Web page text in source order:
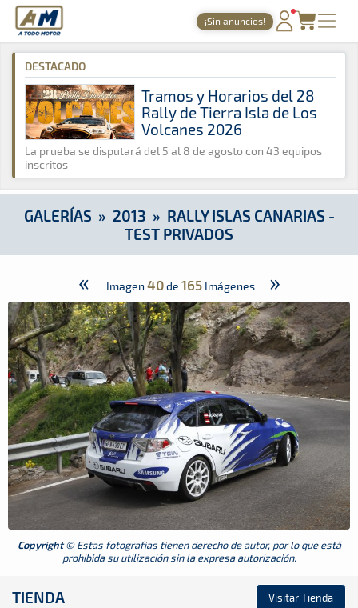
A Todo Motor · Revista del motor desde 1999
¡Sin anuncios!
PORTADA
TIEMPOS ONLINE
NOTICIAS
AGENDA
GALERÍAS
TIENDA
A Todo Motor » Galerías » 2013 » Rally Islas Canarias - Test
DESTACADO
Tramos y Horarios del 28
Rally de Tierra Isla de Los
Volcanes 2026
La prueba se disputará del 5 al 8 de agosto con 43 equipos
inscritos
GALERÍAS » 2013 » RALLY ISLAS CANARIAS -
TEST PRIVADOS
« Imagen 40de 165Imágenes »
Copyright© Estas fotografias tienen derecho de autor, por lo que está
prohibida su utilización sin la expresa autorización.
TIENDA Visitar Tienda